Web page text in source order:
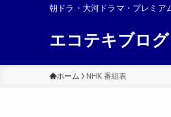
朝ドラ・大河ドラマ・プレミア
エコテキブログ
ホーム NHK 番組表